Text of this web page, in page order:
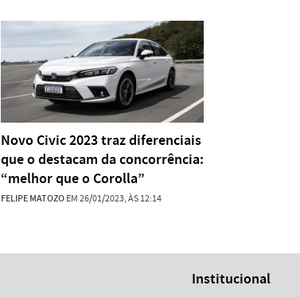
Novo Civic 2023 traz diferenciais
que o destacam da concorrência:
“melhor que o Corolla”
FELIPE MATOZOEM 26/01/2023, ÀS 12:14
Institucional